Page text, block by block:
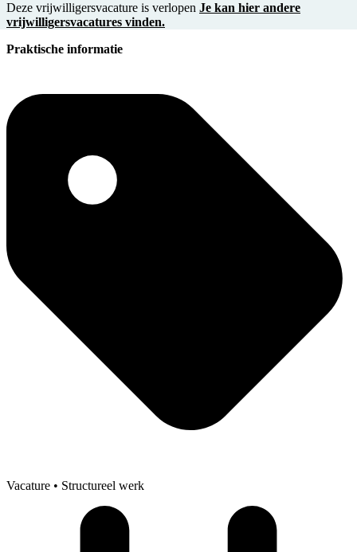
Deze vrijwilligersvacature is verlopen Je kan hier andere
vrijwilligersvacatures vinden.
Praktische informatie
Vacature • Structureel werk